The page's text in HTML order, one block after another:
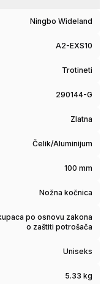
Ningbo Wideland
A2-EXS10
Trotineti
290144-G
Zlatna
Čelik/Aluminijum
100 mm
Nožna kočnica
po osnovu zakona
o zaštiti potrošača
Uniseks
5.33 kg